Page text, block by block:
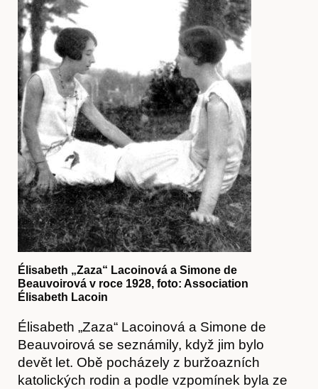
O nás
Obchod
Élisabeth „Zaza“ Lacoinová a Simone de
Beauvoirová v roce 1928, foto: Association
Élisabeth Lacoin
Élisabeth „Zaza“ Lacoinová a Simone de
Beauvoirová se seznámily, když jim bylo
devět let. Obě pocházely z buržoazních
katolických rodin a podle vzpomínek byla ze